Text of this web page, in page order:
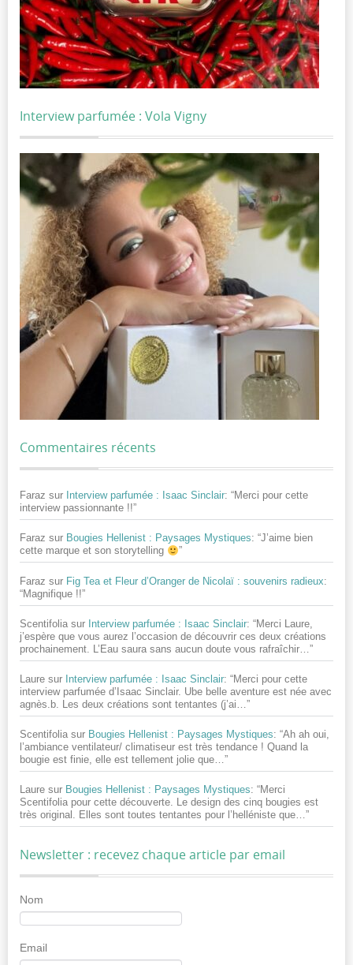
Interview parfumée : Vola Vigny
Commentaires récents
Faraz sur Interview parfumée : Isaac Sinclair: “Merci pour cette
interview passionnante !!”
Faraz sur Bougies Hellenist : Paysages Mystiques: “J’aime bien
cette marque et son storytelling
”
Faraz sur Fig Tea et Fleur d’Oranger de Nicolaï : souvenirs radieux:
“Magnifique !!”
Scentifolia sur Interview parfumée : Isaac Sinclair: “Merci Laure,
j’espère que vous aurez l’occasion de découvrir ces deux créations
prochainement. L’Eau saura sans aucun doute vous rafraîchir… ”
Laure sur Interview parfumée : Isaac Sinclair: “Merci pour cette
interview parfumée d’Isaac Sinclair. Ube belle aventure est née avec
agnès.b. Les deux créations sont tentantes (j’ai… ”
Scentifolia sur Bougies Hellenist : Paysages Mystiques: “Ah ah oui,
l’ambiance ventilateur/ climatiseur est très tendance ! Quand la
bougie est finie, elle est tellement jolie que… ”
Laure sur Bougies Hellenist : Paysages Mystiques: “Merci
Scentifolia pour cette découverte. Le design des cinq bougies est
très original. Elles sont toutes tentantes pour l’helléniste que… ”
Newsletter : recevez chaque article par email
Nom
Email